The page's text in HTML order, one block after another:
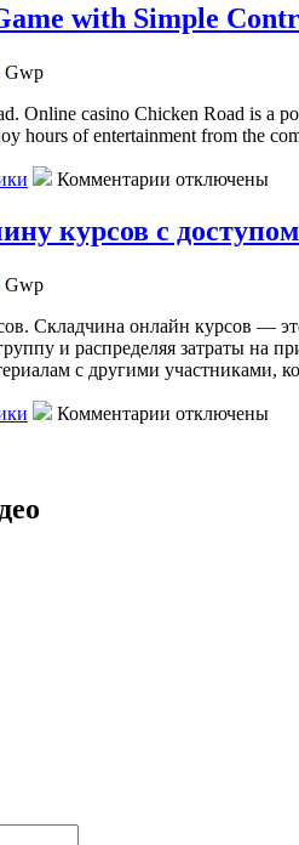
with Simple
Gwp
Online casino Chicken Road is a
hours of entertainment from the
Комментарии отключены
курсов с доступом
Gwp
Складчина онлайн курсов —
и распределяя затраты на
с другими участниками,
Комментарии отключены